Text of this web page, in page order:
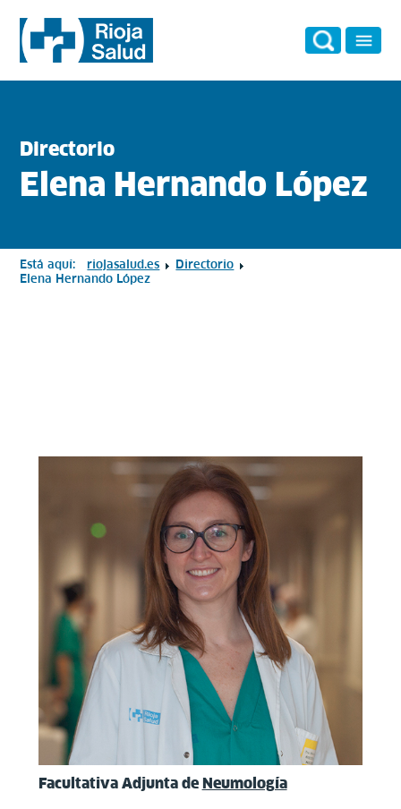
Directorio
Elena Hernando López
Está aquí: riojasalud.es
Directorio
Elena Hernando López
Facultativa Adjunta de Neumología